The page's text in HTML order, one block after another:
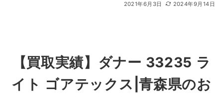
2021年6月3日 2024年9月14日
【買取実績】ダナー 33235 ラ
イト ゴアテックス|青森県のお